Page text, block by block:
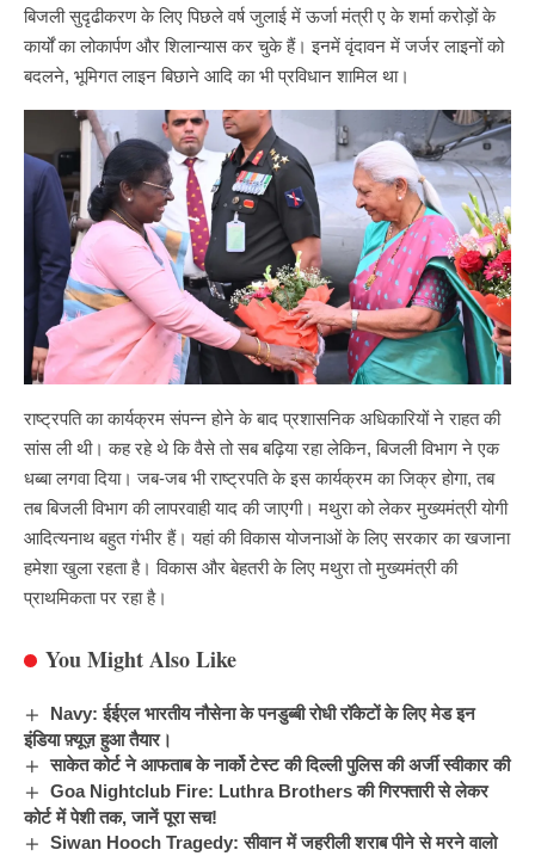
बिजली सुदृढीकरण के लिए पिछले वर्ष जुलाई में ऊर्जा मंत्री ए के शर्मा करोड़ों के
कार्यों का लोकार्पण और शिलान्यास कर चुके हैं। इनमें वृंदावन में जर्जर लाइनों को
बदलने, भूमिगत लाइन बिछाने आदि का भी प्रविधान शामिल था।
राष्ट्रपति का कार्यक्रम संपन्न होने के बाद प्रशासनिक अधिकारियों ने राहत की
सांस ली थी। कह रहे थे कि वैसे तो सब बढ़िया रहा लेकिन, बिजली विभाग ने एक
धब्बा लगवा दिया। जब-जब भी राष्ट्रपति के इस कार्यक्रम का जिक्र होगा, तब
तब बिजली विभाग की लापरवाही याद की जाएगी। मथुरा को लेकर मुख्यमंत्री योगी
आदित्यनाथ बहुत गंभीर हैं। यहां की विकास योजनाओं के लिए सरकार का खजाना
हमेशा खुला रहता है। विकास और बेहतरी के लिए मथुरा तो मुख्यमंत्री की
प्राथमिकता पर रहा है।
You Might Also Like
Navy: ईईएल भारतीय नौसेना के पनडुब्बी रोधी रॉकेटों के लिए मेड इन
इंडिया फ़्यूज़ हुआ तैयार।
साकेत कोर्ट ने आफताब के नार्को टेस्ट की दिल्ली पुलिस की अर्जी स्वीकार की
Goa Nightclub Fire: Luthra Brothers की गिरफ्तारी से लेकर
कोर्ट में पेशी तक, जानें पूरा सच!
Siwan Hooch Tragedy: सीवान में जहरीली शराब पीने से मरने वालो